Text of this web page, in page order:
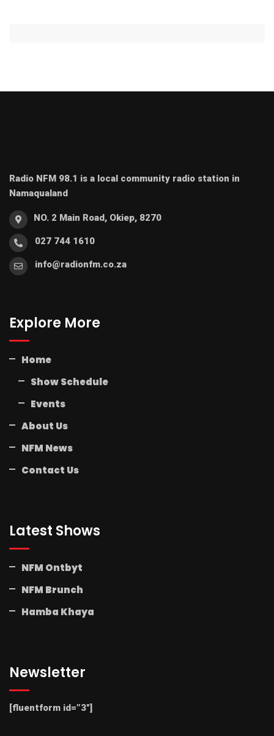
Radio NFM 98.1 is a local community radio station in
Namaqualand
NO. 2 Main Road, Okiep, 8270
027 744 1610
info@radionfm.co.za
Explore More
Home
Show Schedule
Events
About Us
NFM News
Contact Us
Latest Shows
NFM Ontbyt
NFM Brunch
Hamba Khaya
Newsletter
[fluentform id=”3″]